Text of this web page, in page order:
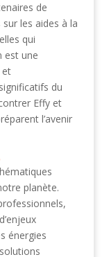
de
les aides à la
qui
est une
et
du
Effy et
l’avenir
planète.
énergies